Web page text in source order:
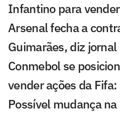
Infantino para
Arsenal fecha a
Guimarães, diz jornal
Conmebol se
vender ações da
Possível mudança